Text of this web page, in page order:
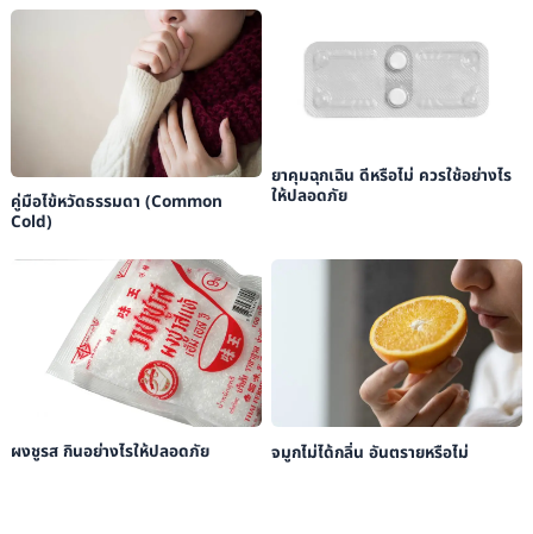
คู่มือไข้หวัดธรรมดา (Common
Cold)
ยาคุมฉุกเฉิน ดีหรือไม่ ควรใช้อย่างไร
ให้ปลอดภัย
ผงชูรส กินอย่างไรให้ปลอดภัย จมูกไม่ได้กลิ่น อันตรายหรือไม่